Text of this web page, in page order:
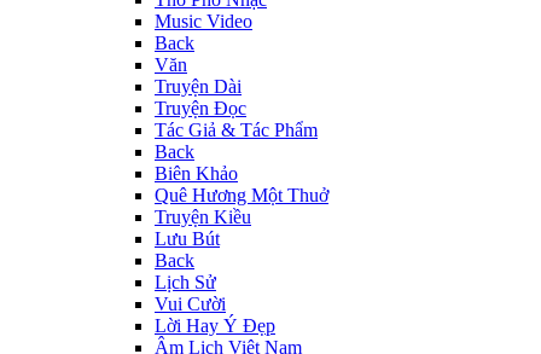
Music Video
Back
Văn
Truyện Dài
Truyện Đọc
Tác Giả & Tác Phẩm
Back
Biên Khảo
Quê Hương Một Thuở
Truyện Kiều
Lưu Bút
Back
Lịch Sử
Vui Cười
Lời Hay Ý Đẹp
Âm Lịch Việt Nam